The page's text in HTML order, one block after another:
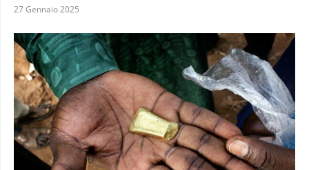
27 Gennaio 2025